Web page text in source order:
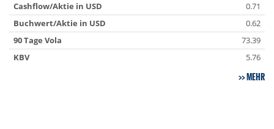
Cashflow/Aktie in USD
0.71
Buchwert/Aktie in USD
0.62
90 Tage Vola
73.39
KBV
5.76
MEHR